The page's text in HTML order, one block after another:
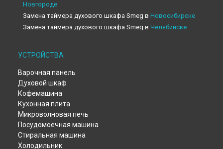
Новгороде
Замена таймера духового шкафа Smeg в Новосибирске
Замена таймера духового шкафа Smeg в Челябинске
Замена таймера духового шкафа Smeg в
Замена таймера духового шкафа Smeg в
Замена таймера духового шкафа Smeg в
Замена таймера духового шкафа Smeg в
Замена таймера духового шкафа Smeg в
Замена таймера духового шкафа Smeg в
Замена таймера духового шкафа Smeg в
Замена таймера духового шкафа Smeg в
УСТРОЙСТВА
Варочная панель
Духовой шкаф
Кофемашина
Кухонная плита
Микроволновая печь
Посудомоечная машина
Стиральная машина
Холодильник